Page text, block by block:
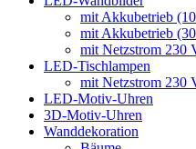
mit Akkubetrieb
mit Akkubetrieb
mit Netzstrom 230
LED-Tischlampen
mit Netzstrom 230
LED-Motiv-Uhren
3D-Motiv-Uhren
Wanddekoration